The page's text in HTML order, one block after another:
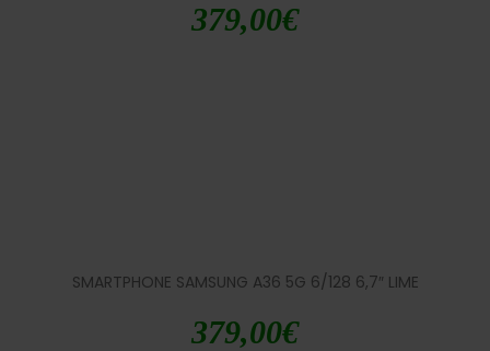
379,00€
SMARTPHONE SAMSUNG A36 5G 6/128 6,7″ LIME
379,00€